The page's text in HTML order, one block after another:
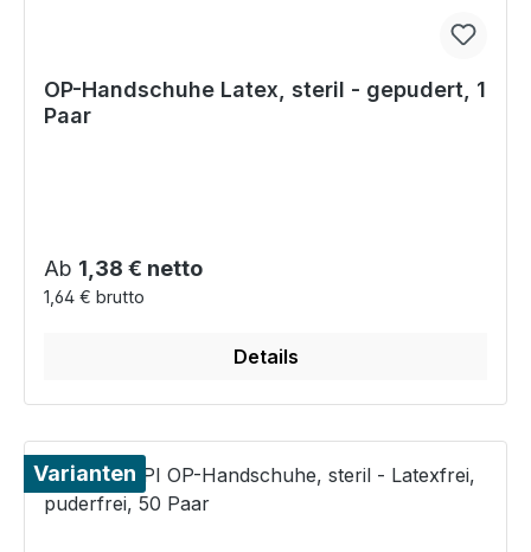
OP-Handschuhe Latex, steril - gepudert, 1
Paar
Regulärer Preis:
Ab 1,38 € netto
1,64 € brutto
Details
Varianten